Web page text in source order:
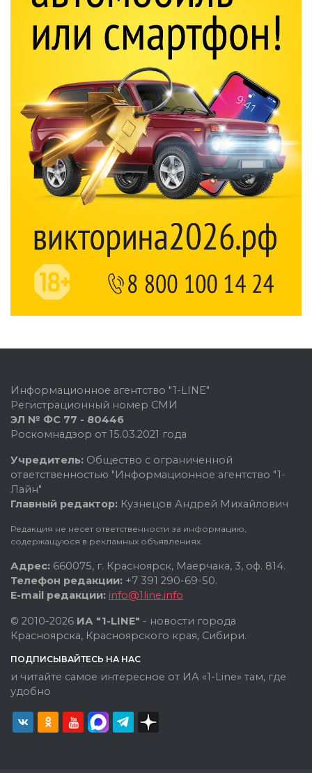
Информационное агентство "1-LINE"
Регистрационный номер СМИ
ЭЛ № ФС 77 - 80446
Роскомнадзор от 15.03.2021 года
Учредитель: Общество с ограниченной
ответственностью "Информационное агентство "1-
Лайн"
Главный редактор: Кузнецов Андрей Михайлович
Редакция не несет ответственности за информацию,
содержащуюся в рекламных объявлениях.
Адрес: 660075, г. Красноярск, Маерчака, 3, оф. 814.
Телефон редакции: +7 391 290-69-50.
E-mail редакции: info@1line.info
© 2010-2026 ИА "1-LINE" - новости города
Красноярска, Красноярского края, Сибири.
ПОДПИСЫВАЙТЕСЬ НА НАС
и читайте самое интересное от ИА «1-Line» там, где
удобно